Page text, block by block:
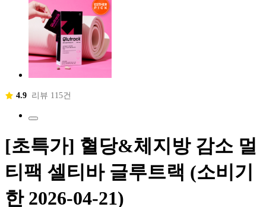
4.9 리뷰 115건
[초특가] 혈당&체지방 감소 멀
티팩 셀티바 글루트랙 (소비기
한 ​2026-04-21)